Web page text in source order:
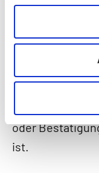
selbstständig,
den genannten
oder
ist.